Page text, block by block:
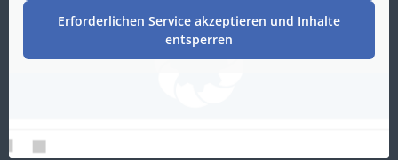
Erforderlichen Service akzeptieren und Inhalte
entsperren